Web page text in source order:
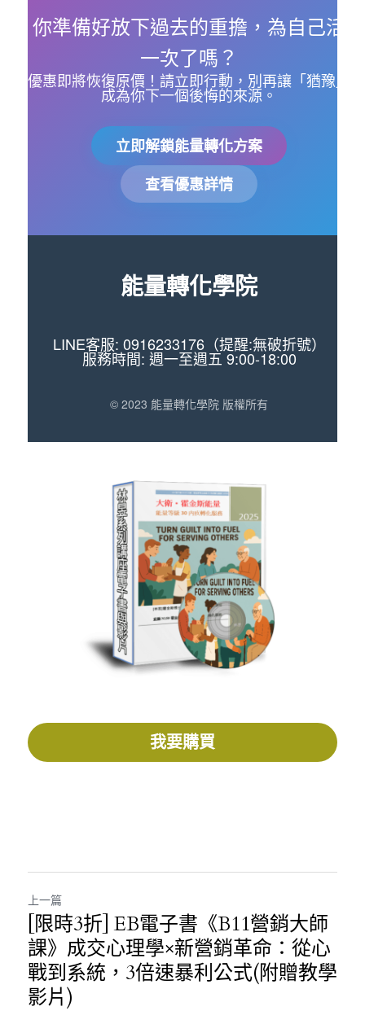
進行購買。
你準備好放下過去的重擔，為自己活
一次了嗎？
優惠即將恢復原價！請立即行動，別再讓「猶豫」
成為你下一個後悔的來源。
立即解鎖能量轉化方案
查看優惠詳情
能量轉化學院
LINE客服: 0916233176（提醒:無破折號）
服務時間: 週一至週五 9:00-18:00
© 2023 能量轉化學院 版權所有
我要購買
上一篇
[限時3折] EB電子書《B11營銷大師
課》成交心理學×新營銷革命：從心
戰到系統，3倍速暴利公式(附贈教學
影片)